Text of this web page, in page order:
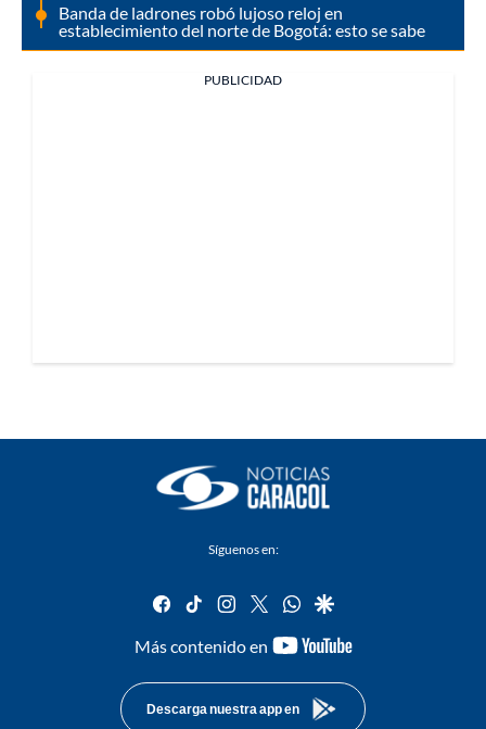
Banda de ladrones robó lujoso reloj en
establecimiento del norte de Bogotá: esto se sabe
PUBLICIDAD
Síguenos en:
facebook
tiktok instagram
twitterwhatsapp
google
Más contenido en
youtube-
Descarga nuestra app en